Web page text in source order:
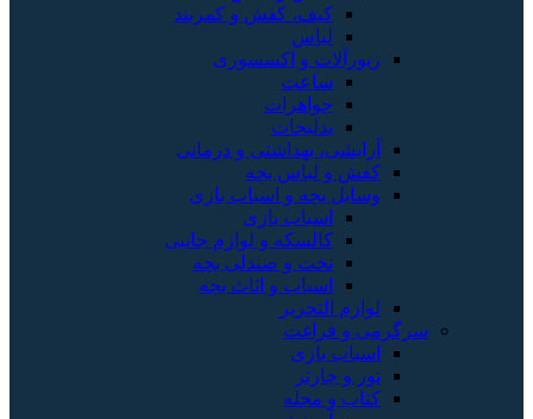
کیف، کفش و کمربند
لباس
زیورآلات و اکسسوری
ساعت
جواهرات
بدلیجات
آرایشی، بهداشتی و درمانی
کفش و لباس بچه
وسایل بچه و اسباب بازی
اسباب بازی
کالسکه و لوازم جانبی
تخت و صندلی بچه
اسباب و اثاث بچه
لوازم التحریر
سرگرمی و فراغت
اسباب‌ بازی
تور و چارتر
کتاب و مجله